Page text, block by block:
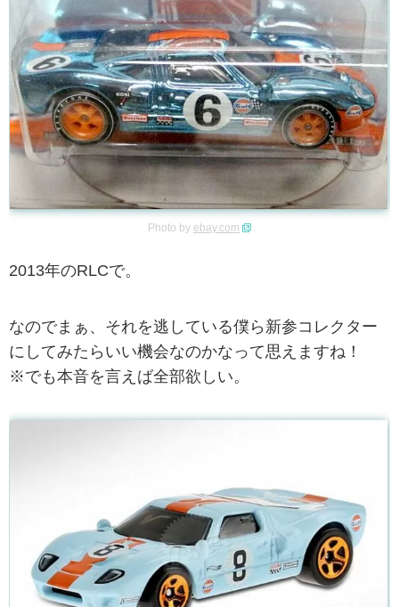
Photo by ebay.com
2013年のRLCで。
なのでまぁ、それを逃している僕ら新参コレクター
にしてみたらいい機会なのかなって思えますね！
※でも本音を言えば全部欲しい。